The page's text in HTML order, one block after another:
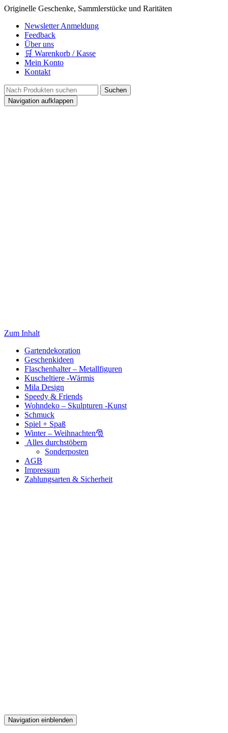
Originelle Geschenke, Sammlerstücke und Raritäten
Newsletter Anmeldung
Feedback
Über uns
🛒 Warenkorb / Kasse
Mein Konto
Kontakt
Navigation aufklappen
Zum Inhalt
Gartendekoration
Geschenkideen
Flaschenhalter – Metallfiguren
Kuscheltiere -Wärmis
Mila Design
Speedy & Friends
Wohndeko – Skulpturen -Kunst
Schmuck
Spiel + Spaß
Winter – Weihnachten🎅
Alles durchstöbern
Sonderposten
AGB
Impressum
Zahlungsarten & Sicherheit
Navigation einblenden